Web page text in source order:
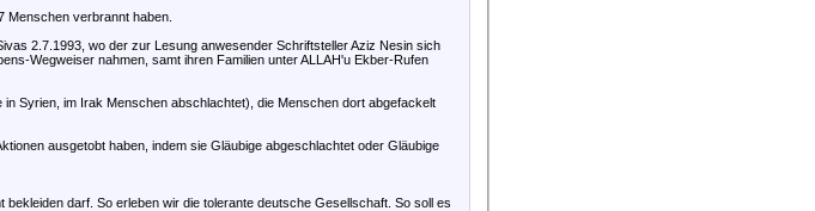
Menschen verbrannt haben.
2.7.1993, wo der zur Lesung anwesender Schriftsteller Aziz Nesin sich
Wegweiser nahmen, samt ihren Familien unter ALLAH'u Ekber-Rufen
Syrien, im Irak Menschen abschlachtet), die Menschen dort abgefackelt
ausgetobt haben, indem sie Gläubige abgeschlachtet oder Gläubige
darf. So erleben wir die tolerante deutsche Gesellschaft. So soll es